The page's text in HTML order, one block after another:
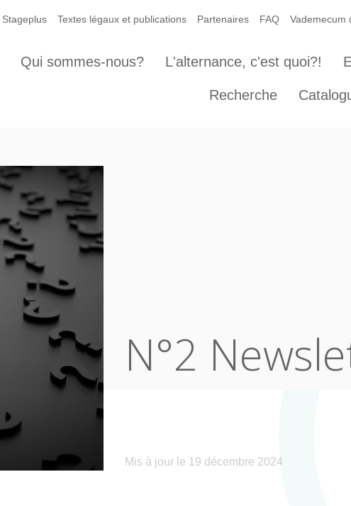
Stageplus Textes légaux et publications Partenaires FAQ Vademecum
Qui sommes-nous? L'alternance, c'est quoi?!
Recherche
N°2
Mis à jour le 19 décembre 2024